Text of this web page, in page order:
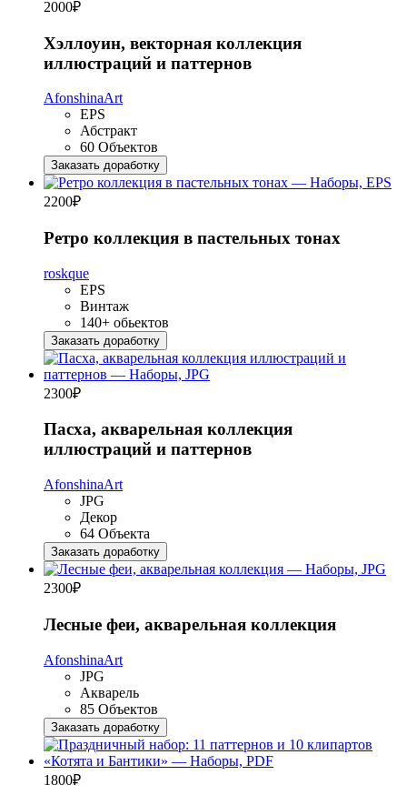
2000₽
Хэллоуин, векторная коллекция
иллюстраций и паттернов
AfonshinaArt
EPS
Абстракт
60 Объектов
Заказать доработку
2200₽
Ретро коллекция в пастельных тонах
roskque
EPS
Винтаж
140+ обьектов
Заказать доработку
2300₽
Пасха, акварельная коллекция
иллюстраций и паттернов
AfonshinaArt
JPG
Декор
64 Объекта
Заказать доработку
2300₽
Лесные феи, акварельная коллекция
AfonshinaArt
JPG
Акварель
85 Объектов
Заказать доработку
1800₽